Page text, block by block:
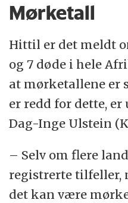
Mørketall
Hittil er det meldt
og 7 døde i hele
at mørketallene er
er redd for dette,
Dag-Inge Ulstein
– Selv om flere
registrerte tilfeller,
det kan være